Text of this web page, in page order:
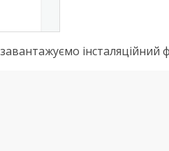
інсталяційний